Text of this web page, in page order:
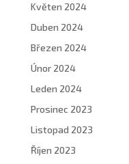
Květen 2024
Duben 2024
Březen 2024
Únor 2024
Leden 2024
Prosinec 2023
Listopad 2023
Říjen 2023